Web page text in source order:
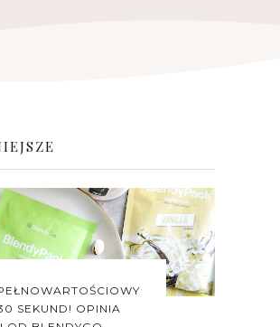
SEKUND! OPINIA